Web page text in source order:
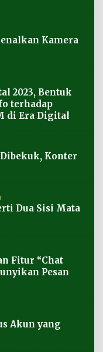
Kamera
2023, Bentuk
terhadap
di Era Digital
Konter
Dua Sisi Mata
Fitur “Chat
Pesan
Akun yang